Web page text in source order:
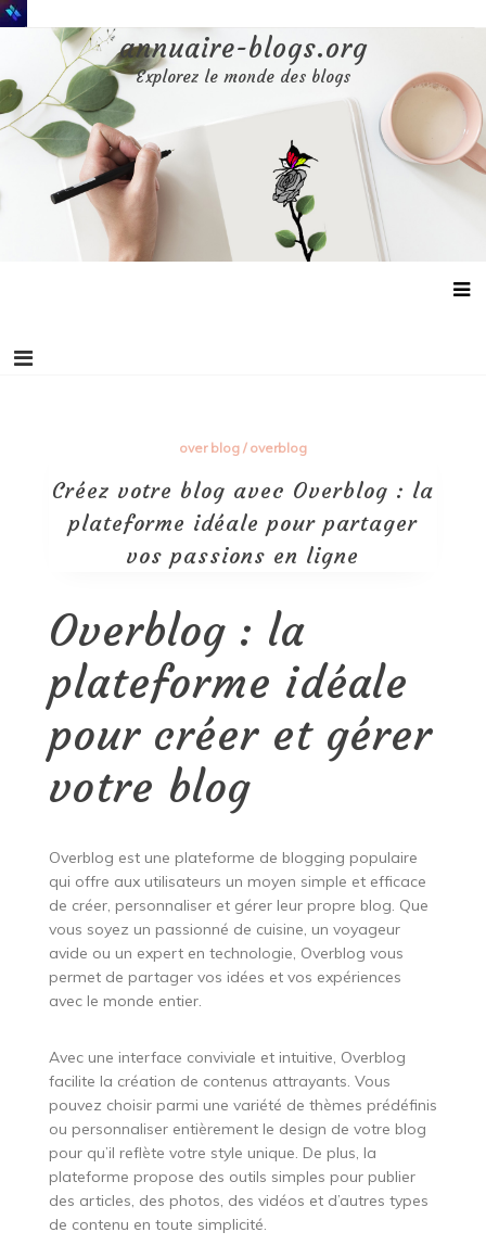
Aller
au
annuaire-blogs.org
Explorez le monde des blogs
over blog/ overblog
Créez votre blog avec Overblog : la
plateforme idéale pour partager
vos passions en ligne
Overblog : la
plateforme idéale
pour créer et gérer
votre blog
Overblog est une plateforme de blogging populaire
qui offre aux utilisateurs un moyen simple et efficace
de créer, personnaliser et gérer leur propre blog. Que
vous soyez un passionné de cuisine, un voyageur
avide ou un expert en technologie, Overblog vous
permet de partager vos idées et vos expériences
avec le monde entier.
Avec une interface conviviale et intuitive, Overblog
facilite la création de contenus attrayants. Vous
pouvez choisir parmi une variété de thèmes prédéfinis
ou personnaliser entièrement le design de votre blog
pour qu’il reflète votre style unique. De plus, la
plateforme propose des outils simples pour publier
des articles, des photos, des vidéos et d’autres types
de contenu en toute simplicité.